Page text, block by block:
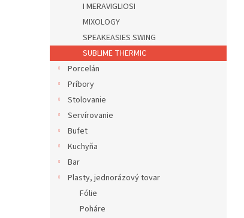
I MERAVIGLIOSI
MIXOLOGY
SPEAKEASIES SWING
SUBLIME THERMIC
Porcelán
Príbory
Stolovanie
Servírovanie
Bufet
Kuchyňa
Bar
Plasty, jednorázový tovar
Fólie
Poháre